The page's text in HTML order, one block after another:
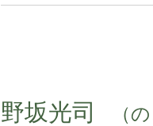
野坂光司 （